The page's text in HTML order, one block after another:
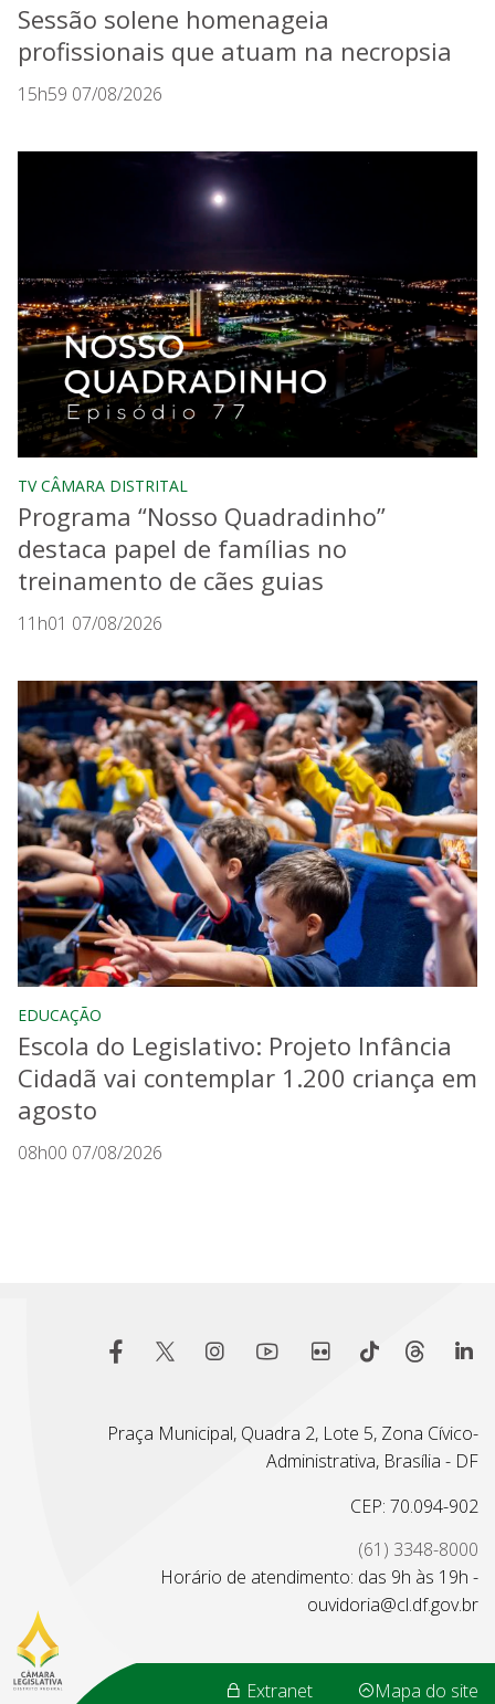
Sessão solene homenageia
profissionais que atuam na necropsia
15h59 07/08/2026
TV CÂMARA DISTRITAL
Programa “Nosso Quadradinho”
destaca papel de famílias no
treinamento de cães guias
11h01 07/08/2026
EDUCAÇÃO
Escola do Legislativo: Projeto Infância
Cidadã vai contemplar 1.200 criança em
agosto
08h00 07/08/2026
Praça Municipal, Quadra 2, Lote 5, Zona Cívico-
Administrativa, Brasília - DF
CEP: 70.094-902
(61) 3348-8000
Horário de atendimento: das 9h às 19h -
ouvidoria@cl.df.gov.br
Extranet Mapa do site